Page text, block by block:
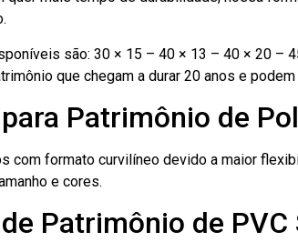
são: 30 × 15 – 40 × 13 – 40 × 20 –
que chegam a durar 20 anos e
Patrimônio de
com formato curvilíneo devido a maior
e cores.
Patrimônio de PVC